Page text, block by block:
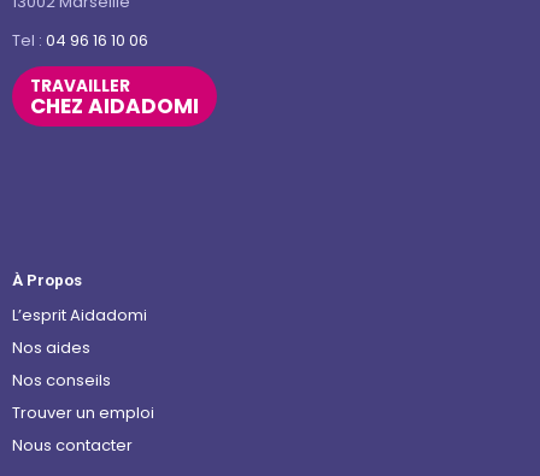
Tel : 04 96 16 10 06
TRAVAILLER
CHEZ AIDADOMI
À Propos
L’esprit Aidadomi
Nos aides
Nos conseils
Trouver un emploi
Nous contacter